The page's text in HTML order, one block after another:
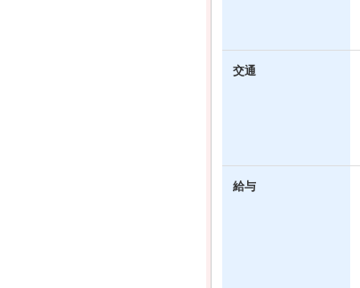
交通
給与